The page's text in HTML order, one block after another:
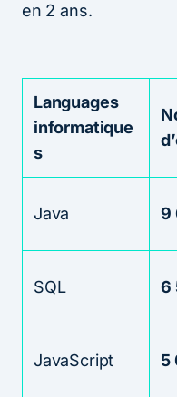
en 2 ans.
Languages
informatique
s
Java 9
SQL 6
JavaScript 5